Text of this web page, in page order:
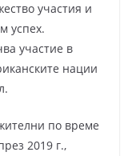
участия и
успех.
участие в
нации
по време
2019 г.,